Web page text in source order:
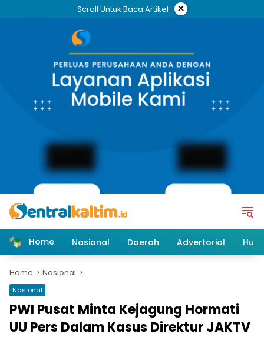
Scroll Untuk Baca Artikel ×
Home Nasional Daerah Advertorial
Home Nasional
Nasional
PWI Pusat Minta Kejagung Hormati
UU Pers Dalam Kasus Direktur JAKTV